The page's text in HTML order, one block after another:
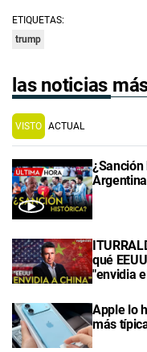
ETIQUETAS:
trump
las noticias
VISTO ACTUAL
qué
"envidia
Apple lo
más